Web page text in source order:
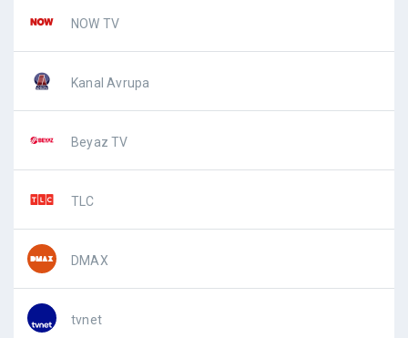
NOW TV
Kanal Avrupa
Beyaz TV
TLC
DMAX
tvnet